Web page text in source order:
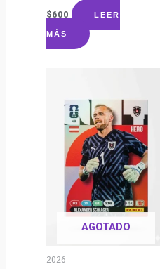
$600 LEER
MÁS
AGOTADO
2026